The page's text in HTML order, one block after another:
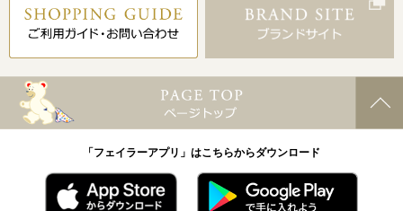
「フェイラーアプリ」はこちらからダウンロード